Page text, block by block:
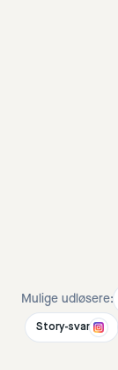
Mulige udløsere:
Story-svar